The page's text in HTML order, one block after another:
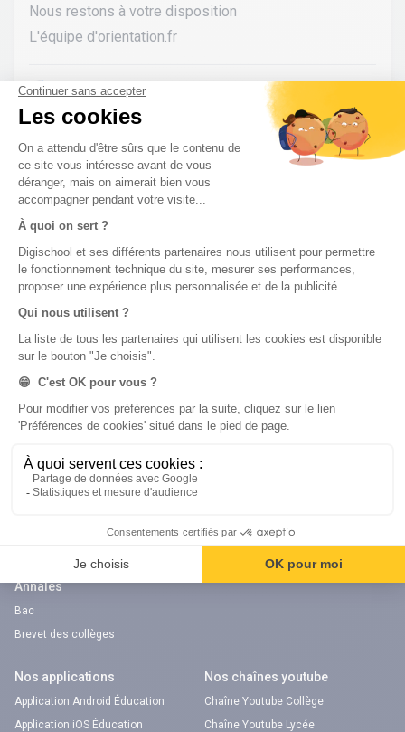
Nous restons à votre disposition
L'équipe d'orientation.fr
Lilou54 •il y a 3 ans
0
Pas de réponse à ton problème ?
digiSchool Éducation
Nos cours
Histoire-géographie
Français
Examens
Annales
Bac
Brevet des collèges
Nos applications
Application Android Éducation
Application iOS Éducation
Nos chaînes youtube
Chaîne Youtube Collège
Chaîne Youtube Lycée